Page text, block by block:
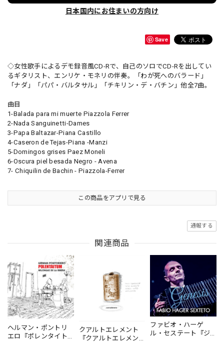
日本国内にお住まいの方向け
Save
◇女性歌手によるデモ録音風CD-Rで、自己のソロでCD-Rを出してい
るギタリスト、エンリケ・モネリの伴奏。「わが死へのバラード」
「ナダ」「パパ・バルタサル」「チキリン・デ・バチン」他全7曲。
曲目
1-Balada para mi muerte Piazzola Ferrer
2-Nada Sanguinetti-Dames
3-Papa Baltazar-Piana Castillo
4-Caseron de Tejas-Piana -Manzi
5-Domingos grises Paez Moneli
6-Oscura piel besada Negro - Avena
7- Chiquilin de Bachin - Piazzola-Ferrer
この商品をアプリで見る
通報する
関連商品
ヘルマン・ポントリ
エロ『ポレンタイト
クアルトエレメント
『クアルトエレメン
ファビオ・ハーゲ
ル・セステート『ジ